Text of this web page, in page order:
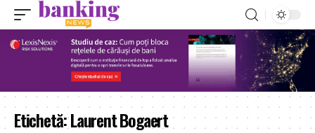
Etichetă:Laurent Bogaert